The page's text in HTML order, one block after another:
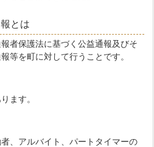
とは
者保護法に基づく公益通報及びそ
等を町に対して行うことです。
ます。
、アルバイト、パートタイマーの